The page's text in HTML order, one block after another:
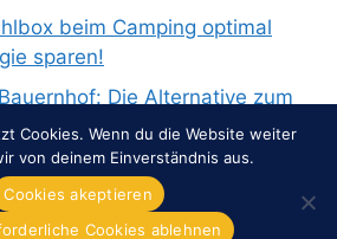
beim Camping optimal
sparen!
Die Alternative zum
Cookies. Wenn du die Website weiter
von deinem Einverständnis aus.
Cookies akeptieren
Cookies ablehnen